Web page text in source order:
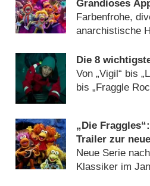
Grandioses
Jim-Henson-
Farbenfrohe,
anarchistische
Die 8
Von „Vigil“ bis
bis „Fraggle
„Die
Trailer zur
kultigen
Neue Serie
Klassiker im